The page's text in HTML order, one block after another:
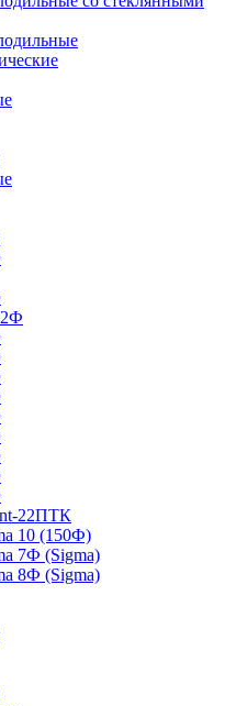
22ПТК
10 (150Ф)
7Ф (Sigma)
8Ф (Sigma)